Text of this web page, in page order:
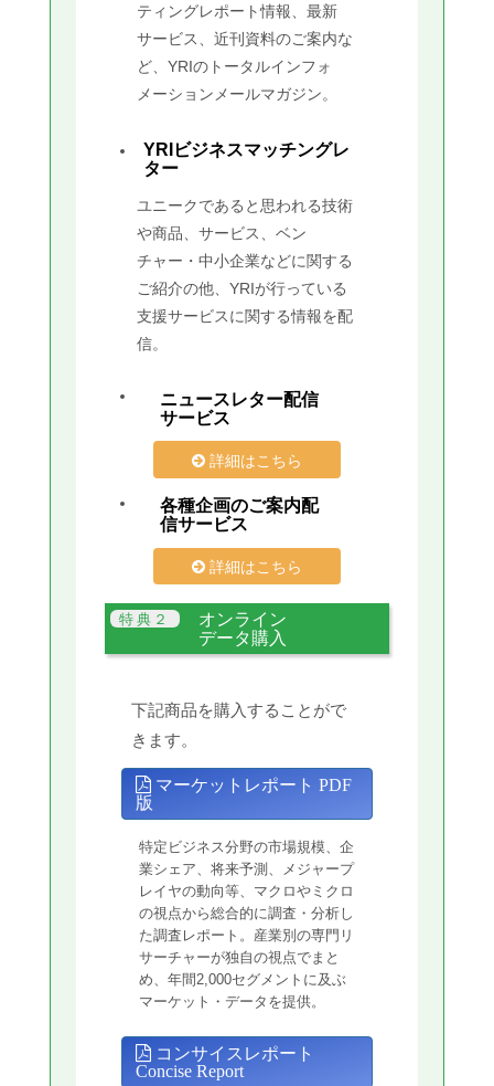
ティングレポート情報、最新
サービス、近刊資料のご案内な
ど、YRIのトータルインフォ
メーションメールマガジン。
YRIビジネスマッチングレ
ター
ユニークであると思われる技術
や商品、サービス、ベン
チャー・中小企業などに関する
ご紹介の他、YRIが行っている
支援サービスに関する情報を配
信。
ニュースレター配信
サービス
詳細はこちら
各種企画のご案内配
信サービス
詳細はこちら
オンライン
データ購入
下記商品を購入することがで
きます。
マーケットレポート PDF
版
特定ビジネス分野の市場規模、企
業シェア、将来予測、メジャープ
レイヤの動向等、マクロやミクロ
の視点から総合的に調査・分析し
た調査レポート。産業別の専門リ
サーチャーが独自の視点でまと
め、年間2,000セグメントに及ぶ
マーケット・データを提供。
コンサイスレポート
Concise Report